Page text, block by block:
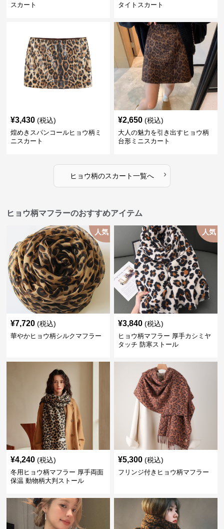
スカート
タイトスカート
¥3,430 (税込)
煌めきスパンコールヒョウ柄ミ
ニスカート
¥2,650 (税込)
大人の魅力を引き出すヒョウ柄
台形ミニスカート
ヒョウ柄のスカート一覧へ ›
ヒョウ柄マフラーのおすすめアイテム
人気
¥7,720 (税込)
華やかヒョウ柄シルクマフラー
人気
¥3,840 (税込)
ヒョウ柄マフラー 厚手カシミヤ
タッチ 防寒ストール
¥4,240 (税込)
冬用ヒョウ柄マフラー 厚手両面
保温 動物柄大判ストール
¥5,300 (税込)
フリンジ付きヒョウ柄マフラー